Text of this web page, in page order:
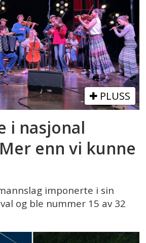
PLUSS
i nasjonal
enn vi kunne
imponerte i sin
og ble nummer 15 av 32